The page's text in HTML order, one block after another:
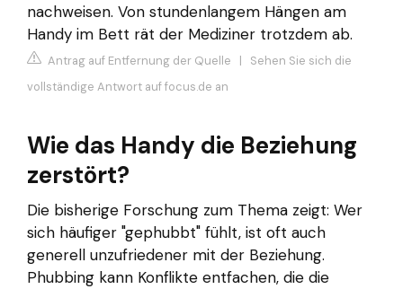
nachweisen. Von stundenlangem Hängen am
Handy im Bett rät der Mediziner trotzdem ab.
Antrag auf Entfernung der Quelle | Sehen Sie sich die
vollständige Antwort auf focus.de an
Wie das Handy die Beziehung
zerstört?
Die bisherige Forschung zum Thema zeigt: Wer
sich häufiger "gephubbt" fühlt, ist oft auch
generell unzufriedener mit der Beziehung.
Phubbing kann Konflikte entfachen, die die